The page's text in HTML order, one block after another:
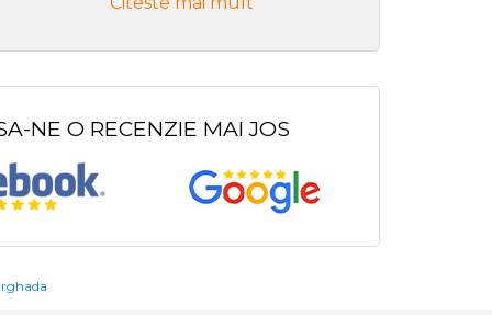
NE O RECENZIE MAI JOS